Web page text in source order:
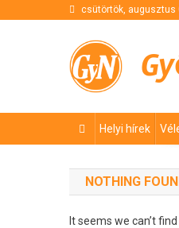
csütörtök, augusztus
Helyi hírek
NOTHING
It seems we can’t